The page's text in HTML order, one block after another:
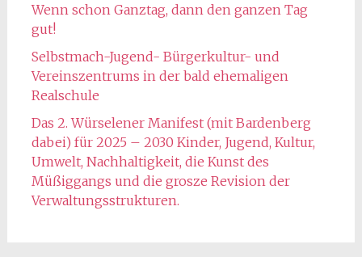
Wenn schon Ganztag, dann den ganzen Tag
gut!
Selbstmach-Jugend- Bürgerkultur- und
Vereinszentrums in der bald ehemaligen
Realschule
Das 2. Würselener Manifest (mit Bardenberg
dabei) für 2025 – 2030 Kinder, Jugend, Kultur,
Umwelt, Nachhaltigkeit, die Kunst des
Müßiggangs und die grosze Revision der
Verwaltungsstrukturen.